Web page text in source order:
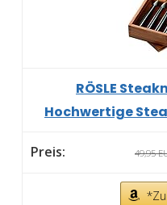
RÖSLE
Hochwertige
49,95